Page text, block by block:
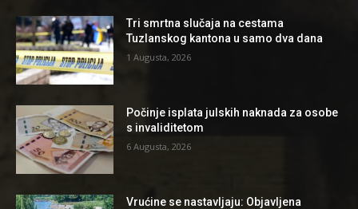
Tri smrtna slučaja na cestama
Tuzlanskog kantona u samo dva dana
1 Augusta, 2026
Počinje isplata julskih naknada za osobe
s invaliditetom
6 Augusta, 2026
Vrućine se nastavljaju: Objavljena